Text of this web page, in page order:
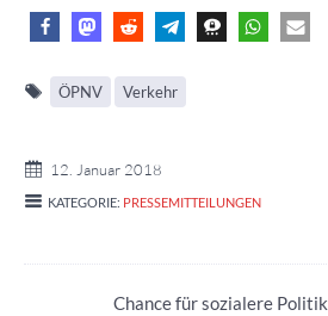
ÖPNV Verkehr
12. Januar 2018
KATEGORIE: PRESSEMITTEILUNGEN
Chance für sozialere Politik